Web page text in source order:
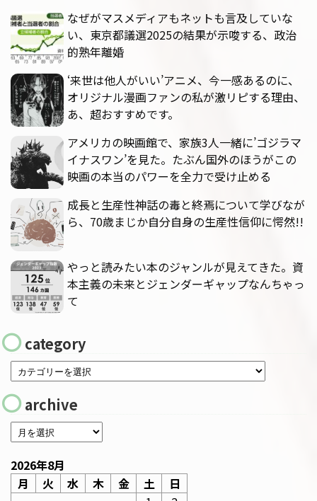
なぜがマスメディアもネットも言及していな
い、東京都議選2025の結果が示唆する、政治
的熟年離婚
‘来世は他人がいい’アニメ、今一感あるのに、
オリジナル漫画ファンの私が激リピする理由、
あ、超おすすめです。
アメリカの映画館で、家族3人一緒に’ゴジラマ
イナスワン’を見た。たぶん国外のほうがこの
映画の本当のパワーを全力で受け止める
成長と生産性神話の毒と終焉について学びなが
ら、70歳まじか自分自身の生産性信仰に愕然!!
やっと読みたい本のジャンルが見えてきた。資
本主義の未来とジェンダーギャップなんちゃっ
て
category
archive
2026年8月
月
火 水 木 金 土
日